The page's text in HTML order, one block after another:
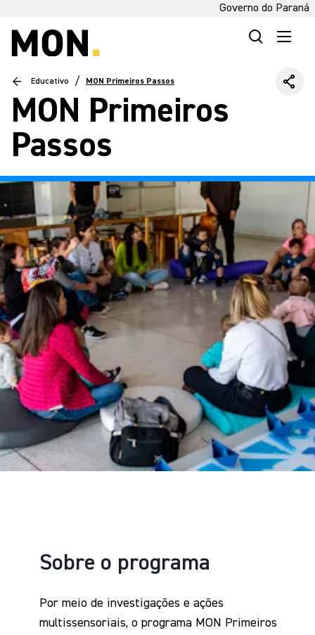
Governo do Paraná
Educativo / MON Primeiros Passos
MON Primeiros
Passos
Sobre o programa
Por meio de investigações e ações
multissensoriais, o programa MON Primeiros